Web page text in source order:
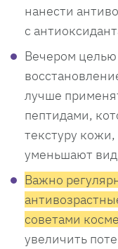
нанести
с
Вечером целью
лучше
пептидами,
текстуру
уменьшают
Важно
советами
увеличить